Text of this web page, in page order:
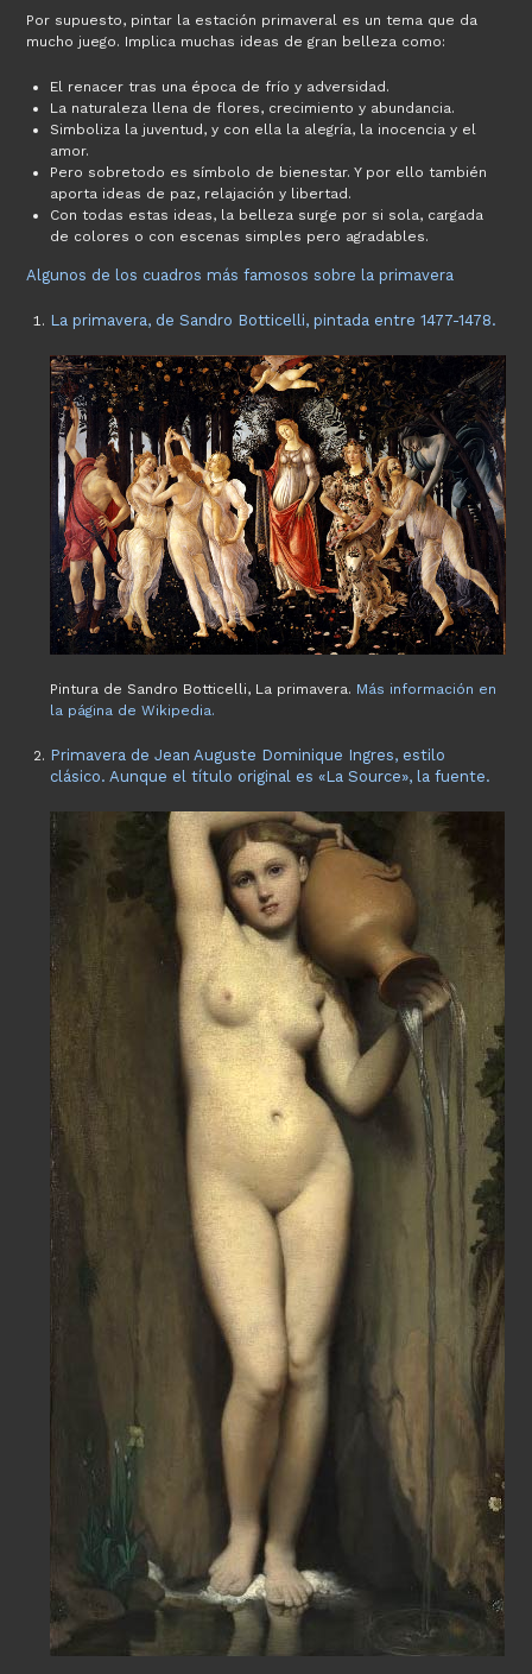
Por supuesto, pintar la estación primaveral es un tema que da
mucho juego. Implica muchas ideas de gran belleza como:
El renacer tras una época de frío y adversidad.
La naturaleza llena de flores, crecimiento y abundancia.
Simboliza la juventud, y con ella la alegría, la inocencia y el
amor.
Pero sobretodo es símbolo de bienestar. Y por ello también
aporta ideas de paz, relajación y libertad.
Con todas estas ideas, la belleza surge por si sola, cargada
de colores o con escenas simples pero agradables.
Algunos de los cuadros más famosos sobre la primavera
La primavera, de Sandro Botticelli, pintada entre 1477-1478.
Pintura de Sandro Botticelli, La primavera. Más información en
la página de Wikipedia.
Primavera de Jean Auguste Dominique Ingres, estilo
clásico. Aunque el título original es «La Source», la fuente.